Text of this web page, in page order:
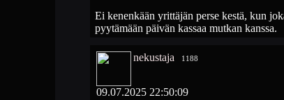
Ei kenenkään yrittäjän perse kestä, kun
pyytämään päivän kassaa mutkan kanssa.
nekustaja 1188
09.07.2025 22:50:09